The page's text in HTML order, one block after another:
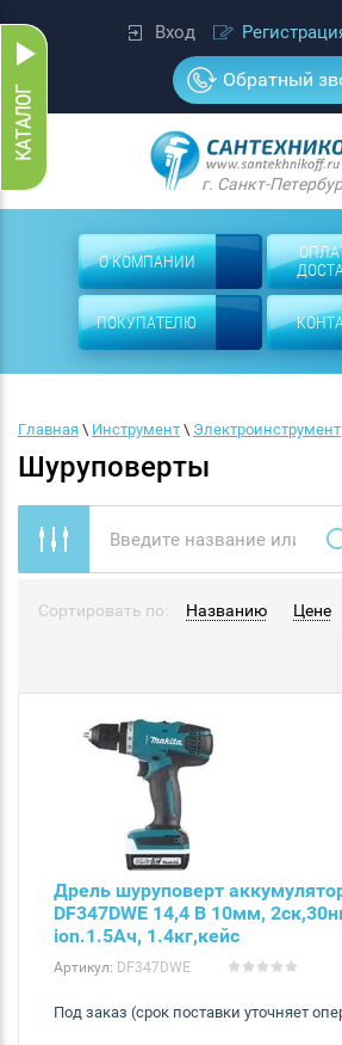
Вход
Обратный
г. Санкт-
О КОМПАНИИ
ПОКУПАТЕЛЮ
Главная \ Инструмент \ Электроинструмент
Шуруповерты
Сортировать по: Названию Цене
Дрель шуруповерт
DF347DWE 14,4 В 10мм,
ion.1.5Ач, 1.4кг,кейс
Артикул: DF347DWE
Под заказ (срок поставки уточняет